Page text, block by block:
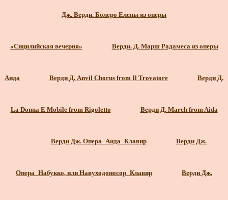
Дж. Верди. Болеро Елены из оперы
«Сицилийская вечерня» Верди. Д. Марш Радамеса из оперы
Аида Верди Д. Anvil Chorus from Il Trovatore Верди Д.
La Donna E Mobile from Rigoletto Верди Д. March from Aida
Верди Дж. Опера_Аида_Клавир Верди Дж.
Опера_Набукко, или Навуходоносор_Клавир Верди Дж.